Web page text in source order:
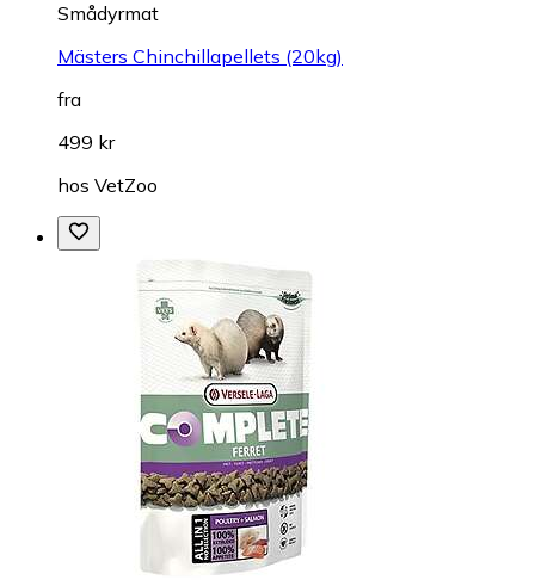
Smådyrmat
Mästers Chinchillapellets (20kg)
fra
499 kr
hos VetZoo